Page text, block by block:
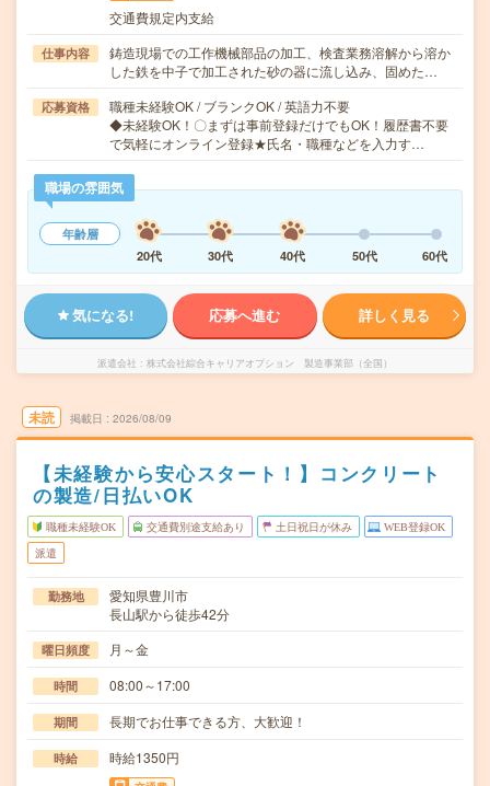
交通費規定内支給
仕事内容
鋳造現場での工作機械部品の加工、検査業務溶解から溶か
した鉄を中子で加工された砂の器に流し込み、固めた…
応募資格
職種未経験OK / ブランクOK / 英語力不要
◆未経験OK！〇まずは事前登録だけでもOK！履歴書不要
で気軽にオンライン登録★氏名・職種などを入力す…
職場の雰囲気
年齢層
20代
30代 40代 50代 60代
気になる! 応募へ進む 詳しく見る
派遣会社 株式会社綜合キャリアオプション 製造事業部（全国）
未読 掲載日 2026/08/09
【未経験から安心スタート！】コンクリート
の製造/日払いOK
職種未経験OK 交通費別途支給あり 土日祝日が休み WEB登録OK
派遣
勤務地
愛知県豊川市
長山駅から徒歩42分
曜日頻度 月～金
時間 08:00～17:00
期間 長期でお仕事できる方、大歓迎！
時給 時給1350円